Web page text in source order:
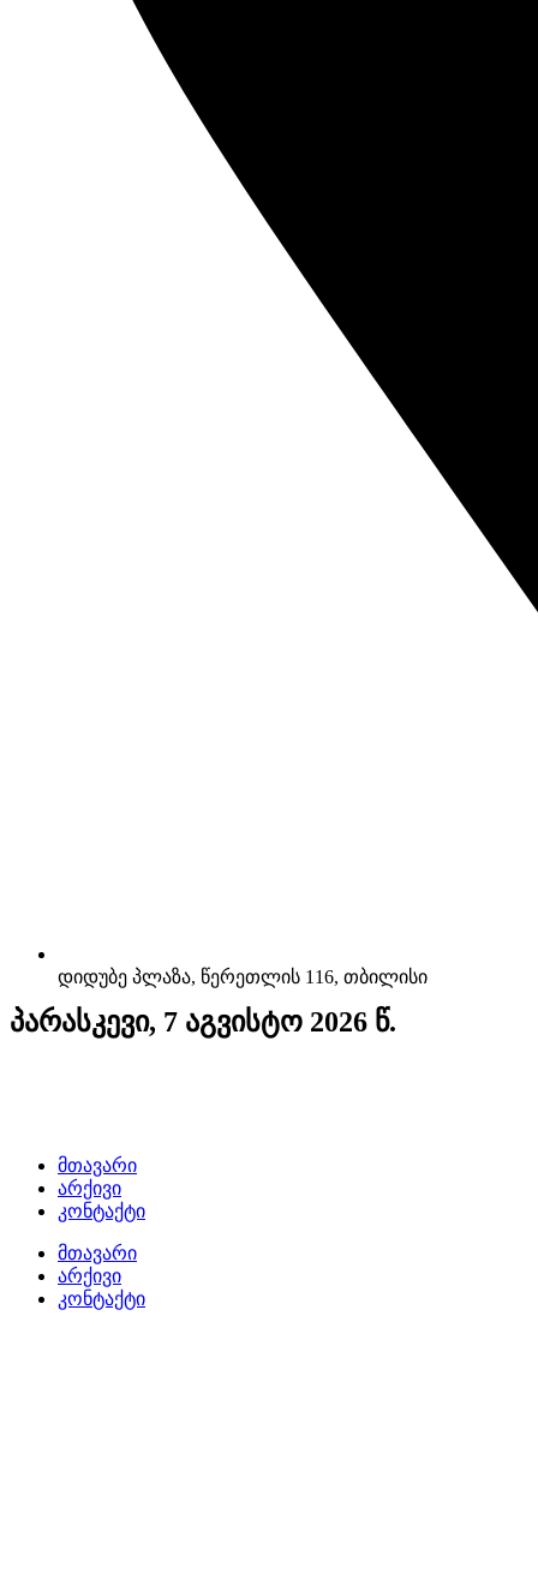
დიდუბე პლაზა, წერეთლის 116, თბილისი
პარასკევი, 7 აგვისტო 2026 წ.
მთავარი
არქივი
კონტაქტი
მთავარი
არქივი
კონტაქტი